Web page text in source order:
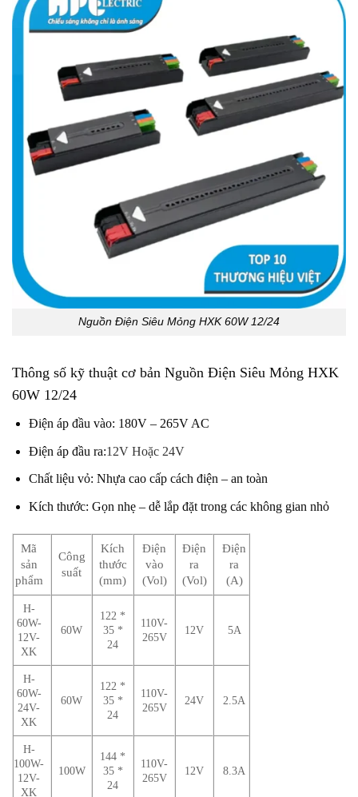
Nguồn Điện Siêu Mỏng HXK 60W 12/24
Thông số kỹ thuật cơ bản Nguồn Điện Siêu Mỏng HXK
60W 12/24
Điện áp đầu vào: 180V – 265V AC
Điện áp đầu ra:12V Hoặc 24V
Chất liệu vỏ: Nhựa cao cấp cách điện – an toàn
Kích thước: Gọn nhẹ – dễ lắp đặt trong các không gian nhỏ
Mã
sản
phẩm
Công
suất
Kích
thước
(mm)
Điện
vào
(Vol)
Điện
ra
(Vol)
Điện
ra
(A)
H-
60W-
12V-
XK
60W
122 *
35 *
24
110V-
265V
12V 5A
H-
60W-
24V-
XK
60W
122 *
35 *
24
110V-
265V
24V 2.5A
H-
100W-
12V-
XK
100W
144 *
35 *
24
110V-
265V
12V 8.3A